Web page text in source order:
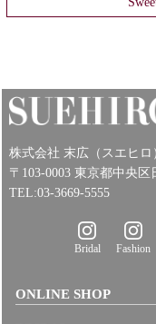
株式会社 末広（スエヒロ
〒103-0003 東京都中央
TEL:03-3669-5555
Bridal Fashion
ONLINE SHOP